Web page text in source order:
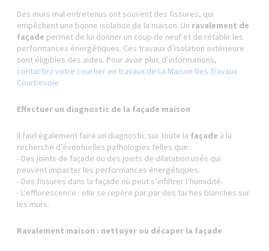
Des murs mal entretenus ont souvent des fissures, qui
empêchent une bonne isolation de la maison. Un ravalement de
façade permet de lui donner un coup de neuf et de rétablir les
performances énergétiques. Ces travaux d’isolation extérieure
sont éligibles des aides. Pour avoir plus d’informations,
contactez votre courtier en travaux de La Maison Des Travaux
Courbevoie.
Effectuer un diagnostic de la façade maison
Il faut également faire un diagnostic sur toute la façade à la
recherche d’éventuelles pathologies telles que :
- Des joints de façade ou des joints de dilatation usés qui
peuvent impacter les performances énergétiques.
- Des fissures dans la façade où peut s’infiltrer l’humidité.
- L’efflorescence : elle se repère par par des taches blanches sur
les murs.
Ravalement maison : nettoyer ou décaper la façade